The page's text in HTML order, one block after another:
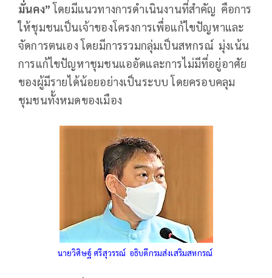
มั่นคง” โดยมีแนวทางการดำเนินงานที่สำคัญ คือการ
ให้ชุมชนเป็นเจ้าของโครงการเพื่อแก้ไขปัญหาและ
จัดการตนเอง โดยมีการรวมกลุ่มเป็นสหกรณ์ มุ่งเน้น
การแก้ไขปัญหาชุมชนแออัดและการไม่มีที่อยู่อาศัย
ของผู้มีรายได้น้อยอย่างเป็นระบบ โดยครอบคลุม
ชุมชนทั้งหมดของเมือง
นายวิศิษฐ์ ศรีสุวรรณ์ อธิบดีกรมส่งเสริมสหกรณ์